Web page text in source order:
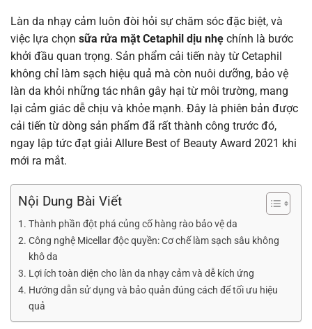
Làn da nhạy cảm luôn đòi hỏi sự chăm sóc đặc biệt, và
việc lựa chọn sữa rửa mặt Cetaphil dịu nhẹ chính là bước
khởi đầu quan trọng. Sản phẩm cải tiến này từ Cetaphil
không chỉ làm sạch hiệu quả mà còn nuôi dưỡng, bảo vệ
làn da khỏi những tác nhân gây hại từ môi trường, mang
lại cảm giác dễ chịu và khỏe mạnh. Đây là phiên bản được
cải tiến từ dòng sản phẩm đã rất thành công trước đó,
ngay lập tức đạt giải Allure Best of Beauty Award 2021 khi
mới ra mắt.
Nội Dung Bài Viết
Thành phần đột phá củng cố hàng rào bảo vệ da
Công nghệ Micellar độc quyền: Cơ chế làm sạch sâu không
khô da
Lợi ích toàn diện cho làn da nhạy cảm và dễ kích ứng
Hướng dẫn sử dụng và bảo quản đúng cách để tối ưu hiệu
quả